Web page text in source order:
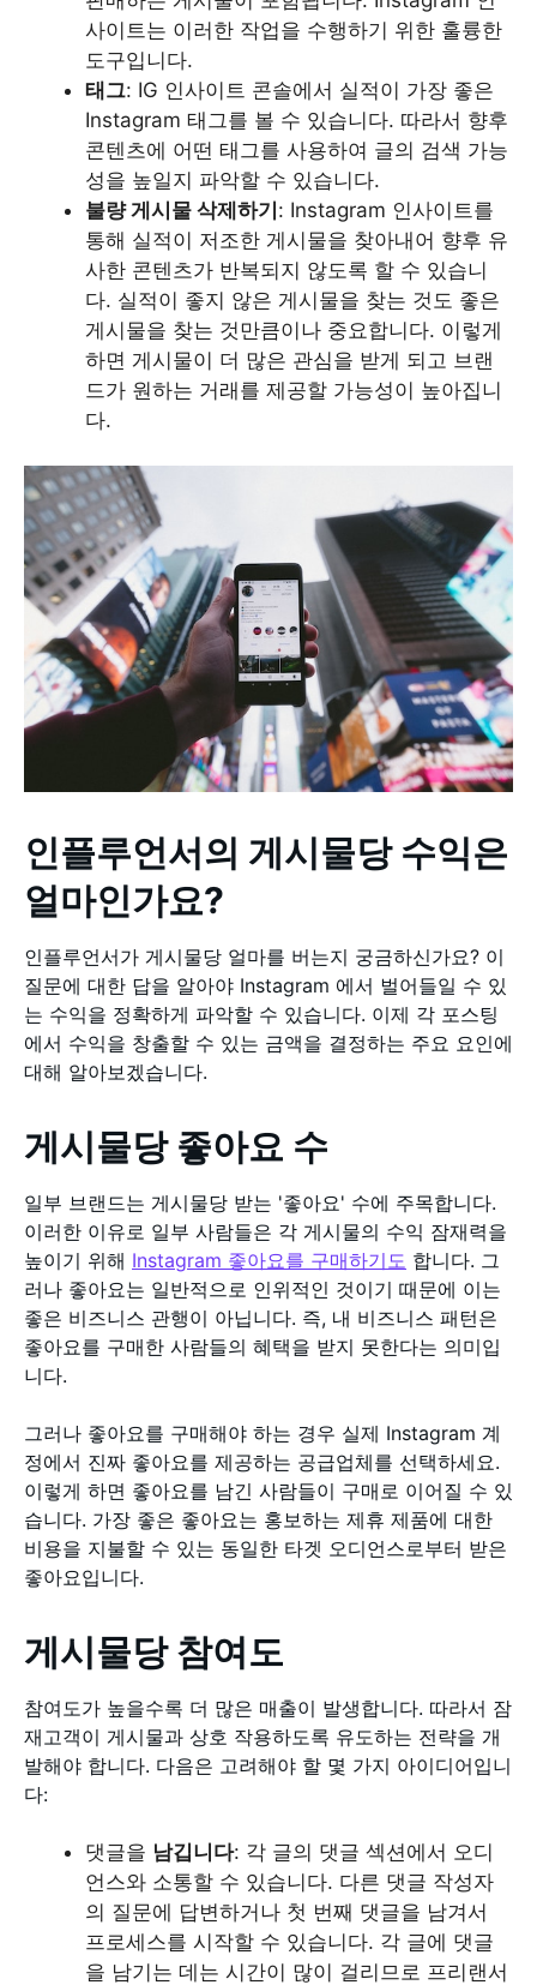
사이트는 이러한 작업을 수행하기 위한 훌륭한
도구입니다.
태그: IG 인사이트 콘솔에서 실적이 가장 좋은
Instagram 태그를 볼 수 있습니다. 따라서 향후
콘텐츠에 어떤 태그를 사용하여 글의 검색 가능
성을 높일지 파악할 수 있습니다.
불량 게시물 삭제하기: Instagram 인사이트를
통해 실적이 저조한 게시물을 찾아내어 향후 유
사한 콘텐츠가 반복되지 않도록 할 수 있습니
다. 실적이 좋지 않은 게시물을 찾는 것도 좋은
게시물을 찾는 것만큼이나 중요합니다. 이렇게
하면 게시물이 더 많은 관심을 받게 되고 브랜
드가 원하는 거래를 제공할 가능성이 높아집니
다.
인플루언서의 게시물당 수익은
얼마인가요?
인플루언서가 게시물당 얼마를 버는지 궁금하신가요? 이
질문에 대한 답을 알아야 Instagram 에서 벌어들일 수 있
는 수익을 정확하게 파악할 수 있습니다. 이제 각 포스팅
에서 수익을 창출할 수 있는 금액을 결정하는 주요 요인에
대해 알아보겠습니다.
게시물당 좋아요 수
일부 브랜드는 게시물당 받는 '좋아요' 수에 주목합니다.
이러한 이유로 일부 사람들은 각 게시물의 수익 잠재력을
높이기 위해 Instagram 좋아요를 구매하기도 합니다. 그
러나 좋아요는 일반적으로 인위적인 것이기 때문에 이는
좋은 비즈니스 관행이 아닙니다. 즉, 내 비즈니스 패턴은
좋아요를 구매한 사람들의 혜택을 받지 못한다는 의미입
니다.
그러나 좋아요를 구매해야 하는 경우 실제 Instagram 계
정에서 진짜 좋아요를 제공하는 공급업체를 선택하세요.
이렇게 하면 좋아요를 남긴 사람들이 구매로 이어질 수 있
습니다. 가장 좋은 좋아요는 홍보하는 제휴 제품에 대한
비용을 지불할 수 있는 동일한 타겟 오디언스로부터 받은
좋아요입니다.
게시물당 참여도
참여도가 높을수록 더 많은 매출이 발생합니다. 따라서 잠
재고객이 게시물과 상호 작용하도록 유도하는 전략을 개
발해야 합니다. 다음은 고려해야 할 몇 가지 아이디어입니
다:
댓글을 남깁니다: 각 글의 댓글 섹션에서 오디
언스와 소통할 수 있습니다. 다른 댓글 작성자
의 질문에 답변하거나 첫 번째 댓글을 남겨서
프로세스를 시작할 수 있습니다. 각 글에 댓글
을 남기는 데는 시간이 많이 걸리므로 프리랜서